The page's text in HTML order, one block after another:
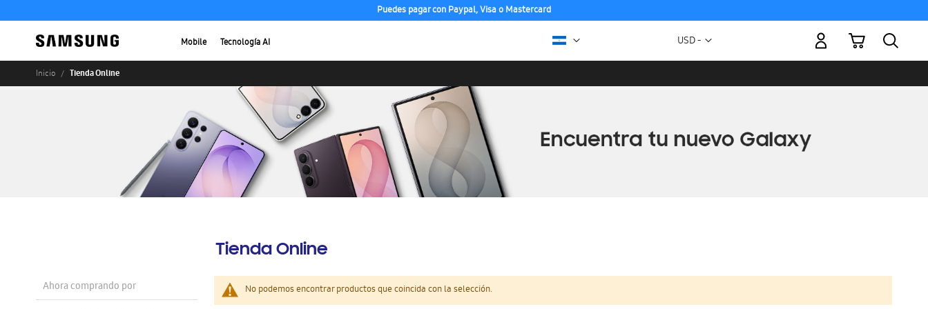
Puedes pagar con Paypal, Visa o Mastercard
Mobile Tecnología AI Moneda
USD -
Mi carrito
Inicio Tienda Online
Tienda Online
No podemos encontrar productos que coincida con la selección.
Ahora comprando por